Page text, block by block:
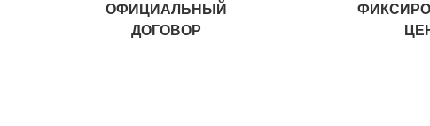
ОФИЦИАЛЬНЫЙ
ДОГОВОР